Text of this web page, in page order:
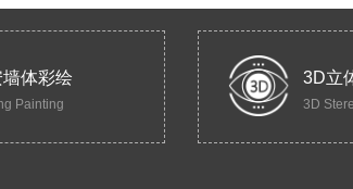
体彩绘
Painting
3D立
3D